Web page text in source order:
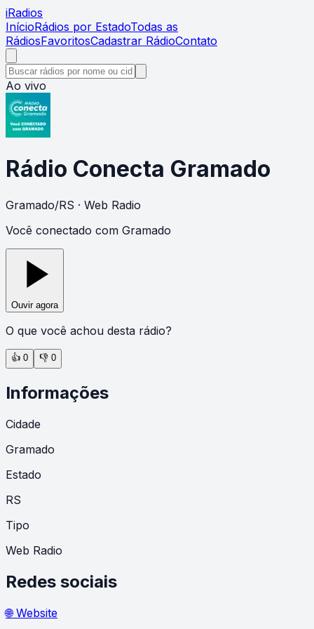
iRadios
InícioRádios por EstadoTodas as
RádiosFavoritosCadastrar RádioContato
Ao vivo
Rádio Conecta Gramado
Gramado/RS · Web Radio
Você conectado com Gramado
Ouvir agora
O que você achou desta rádio?
👍 0 👎 0
Informações
Cidade
Gramado
Estado
RS
Tipo
Web Radio
Redes sociais
🌐 Website